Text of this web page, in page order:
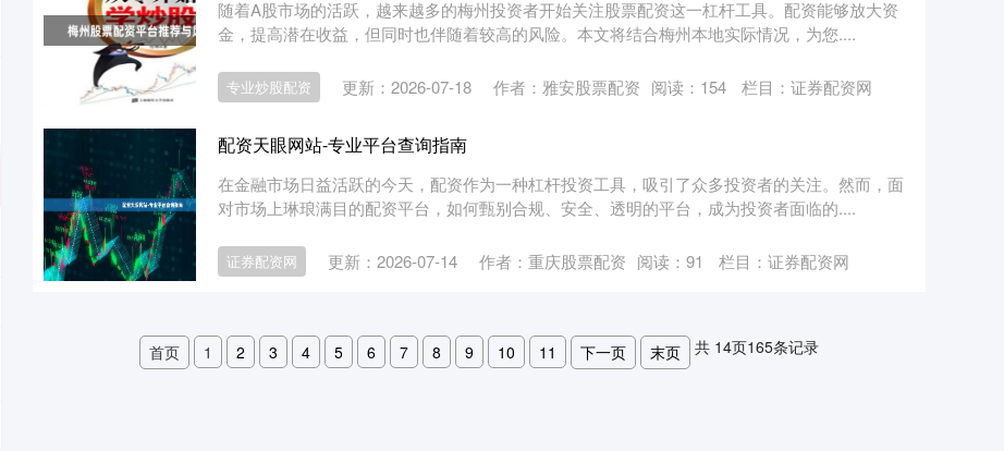
随着A股市场的活跃，越来越多的梅州投资者开始关注股票配资这一杠杆工具。配资能够放大资
金，提高潜在收益，但同时也伴随着较高的风险。本文将结合梅州本地实际情况，为您....
专业炒股配资 更新：2026-07-18 作者：雅安股票配资 阅读： 154 栏目： 证券配资网
配资天眼网站-专业平台查询指南
在金融市场日益活跃的今天，配资作为一种杠杆投资工具，吸引了众多投资者的关注。然而，面
对市场上琳琅满目的配资平台，如何甄别合规、安全、透明的平台，成为投资者面临的....
证券配资网 更新：2026-07-14 作者：重庆股票配资 阅读： 91 栏目： 证券配资网
首页 1 2 3 4 5 6 7 8 9 10 11 下一页 末页 共 14页165条记录